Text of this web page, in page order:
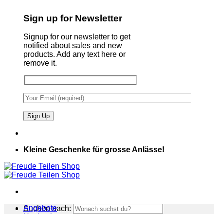
Sign up for Newsletter
Signup for our newsletter to get
notified about sales and new
products. Add any text here or
remove it.
Kleine Geschenke für grosse Anlässe!
Suchen nach:
Angebote